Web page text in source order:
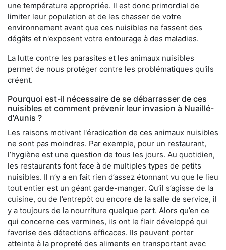
une température appropriée. Il est donc primordial de
limiter leur population et de les chasser de votre
environnement avant que ces nuisibles ne fassent des
dégâts et n'exposent votre entourage à des maladies.
La lutte contre les parasites et les animaux nuisibles
permet de nous protéger contre les problématiques qu'ils
créent.
Pourquoi est-il nécessaire de se débarrasser de ces
nuisibles et comment prévenir leur invasion à Nuaillé-
d'Aunis ?
Les raisons motivant l'éradication de ces animaux nuisibles
ne sont pas moindres. Par exemple, pour un restaurant,
l’hygiène est une question de tous les jours. Au quotidien,
les restaurants font face à de multiples types de petits
nuisibles. Il n’y a en fait rien d’assez étonnant vu que le lieu
tout entier est un géant garde-manger. Qu’il s’agisse de la
cuisine, ou de l’entrepôt ou encore de la salle de service, il
y a toujours de la nourriture quelque part. Alors qu’en ce
qui concerne ces vermines, ils ont le flair développé qui
favorise des détections efficaces. Ils peuvent porter
atteinte à la propreté des aliments en transportant avec